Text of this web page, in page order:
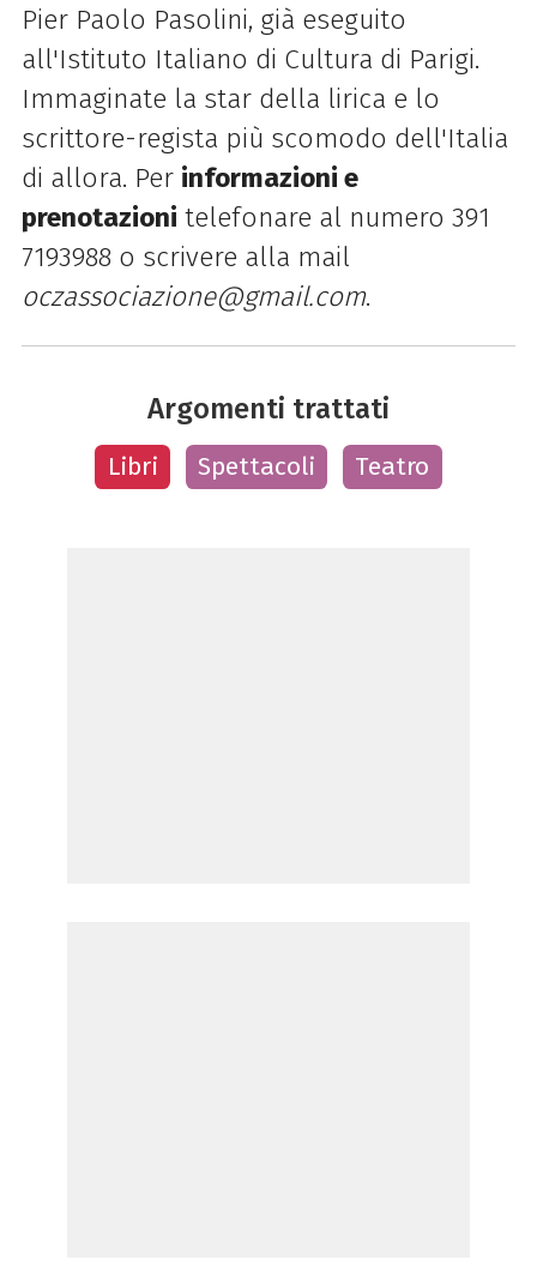
Pier Paolo Pasolini, già eseguito
all'Istituto Italiano di Cultura di Parigi.
Immaginate la star della lirica e lo
scrittore-regista più scomodo dell'Italia
di allora. Per informazioni e
prenotazioni telefonare al numero 391
7193988 o scrivere alla mail
oczassociazione@gmail.com.
Argomenti trattati
Libri Spettacoli Teatro